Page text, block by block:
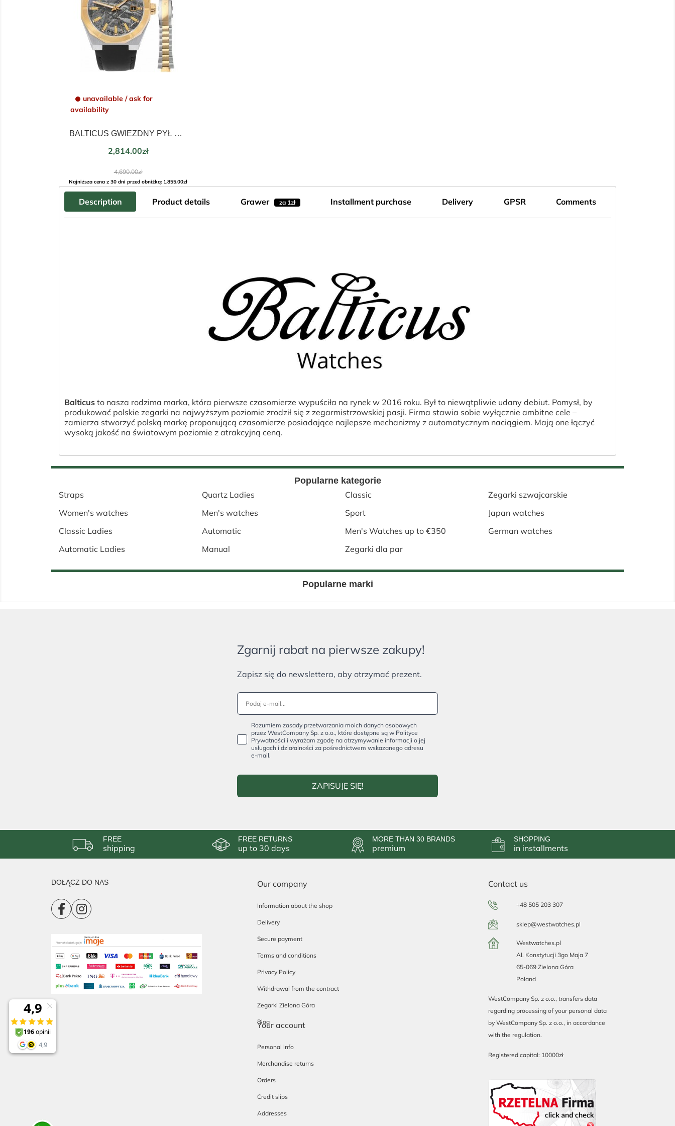
unavailable / ask for
availability
BALTICUS GWIEZDNY PYŁ BLT-BALSDNMBCD
Price
2,814.00zł
Regular
price
4,690.00zł
Najniższa cena z 30 dni przed obniżką: 1,855.00zł
Description Product details Grawer za 1zł Installment purchase Delivery GPSR Comments
Balticus to nasza rodzima marka, która pierwsze czasomierze wypuściła na rynek w 2016 roku. Był to niewątpliwie udany debiut. Pomysł, by
produkować polskie zegarki na najwyższym poziomie zrodził się z zegarmistrzowskiej pasji. Firma stawia sobie wyłącznie ambitne cele –
zamierza stworzyć polską markę proponującą czasomierze posiadające najlepsze mechanizmy z automatycznym naciągiem. Mają one łączyć
wysoką jakość na światowym poziomie z atrakcyjną ceną.
Popularne kategorie
Straps
Women's watches
Classic Ladies
Automatic Ladies
Quartz Ladies
Men's watches
Automatic
Manual
Classic
Sport
Men's Watches up to €350
Zegarki dla par
Zegarki szwajcarskie
Japan watches
German watches
Popularne marki
Zgarnij rabat na pierwsze zakupy!
Zapisz się do newslettera, aby otrzymać prezent.
Rozumiem zasady przetwarzania moich danych osobowych
przez WestCompany Sp. z o.o., które dostępne są w Polityce
Prywatności i wyrażam zgodę na otrzymywanie informacji o jej
usługach i działalności za pośrednictwem wskazanego adresu
e-mail.
ZAPISUJĘ SIĘ!
FREE
shipping
FREE RETURNS
up to 30 days
MORE THAN 30 BRANDS
premium
SHOPPING
in installments
DOŁĄCZ DO NAS Our company
Information about the shop
Delivery
Secure payment
Terms and conditions
Privacy Policy
Withdrawal from the contract
Zegarki Zielona Góra
Blog
Contact us
+48 505 203 307
sklep@westwatches.pl
Westwatches.pl
Al. Konstytucji 3go Maja 7
65-069 Zielona Góra
Poland
WestCompany Sp. z o.o., transfers data
regarding processing of your personal data
by WestCompany Sp. z o.o., in accordance
with the regulation.
Registered capital: 10000zł
Your account
Personal info
Merchandise returns
Orders
Credit slips
Addresses